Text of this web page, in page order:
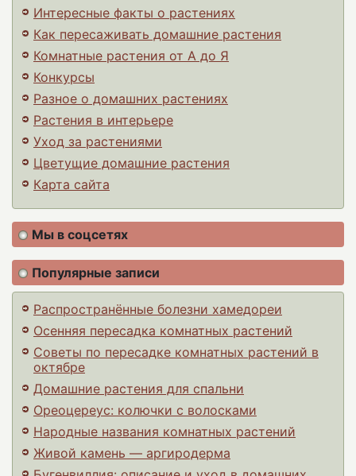
Интересные факты о растениях
Как пересаживать домашние растения
Комнатные растения от А до Я
Конкурсы
Разное о домашних растениях
Растения в интерьере
Уход за растениями
Цветущие домашние растения
Карта сайта
Мы в соцсетях
Популярные записи
Распространённые болезни хамедореи
Осенняя пересадка комнатных растений
Советы по пересадке комнатных растений в
октябре
Домашние растения для спальни
Ореоцереус: колючки с волосками
Народные названия комнатных растений
Живой камень — аргиродерма